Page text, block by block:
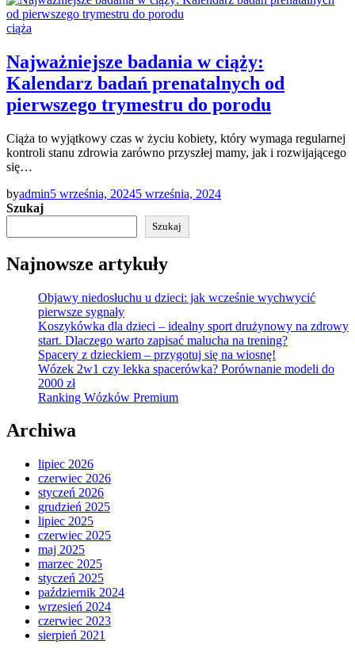
ciąża
Najważniejsze badania w ciąży:
Kalendarz badań prenatalnych od
pierwszego trymestru do porodu
Ciąża to wyjątkowy czas w życiu kobiety, który wymaga regularnej
kontroli stanu zdrowia zarówno przyszłej mamy, jak i rozwijającego
się…
byadmin5 września, 20245 września, 2024
Szukaj
Szukaj
Najnowsze artykuły
Objawy niedosłuchu u dzieci: jak wcześnie wychwycić
pierwsze sygnały
Koszykówka dla dzieci – idealny sport drużynowy na zdrowy
start. Dlaczego warto zapisać malucha na trening?
Spacery z dzieckiem – przygotuj się na wiosnę!
Wózek 2w1 czy lekka spacerówka? Porównanie modeli do
2000 zł
Ranking Wózków Premium
Archiwa
lipiec 2026
czerwiec 2026
styczeń 2026
grudzień 2025
lipiec 2025
czerwiec 2025
maj 2025
marzec 2025
styczeń 2025
październik 2024
wrzesień 2024
czerwiec 2023
sierpień 2021